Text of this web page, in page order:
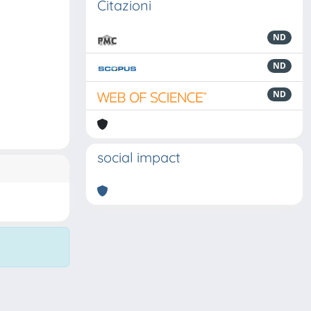
Citazioni
ND
ND
ND
social impact